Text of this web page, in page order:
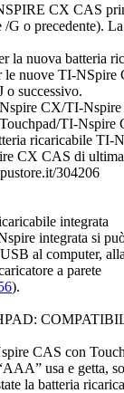
CX CAS
G o precedente).
la nuova batteria
le nuove TI-NSpire
o successivo.
CX/TI-
TI-Nspire
ricaricabile TI-
CX CAS di ultima
304206
integrata
integrata si
al computer,
a parete
).
CAS con
usa e getta,
la batteria